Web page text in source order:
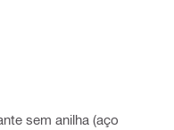
sem anilha (aço